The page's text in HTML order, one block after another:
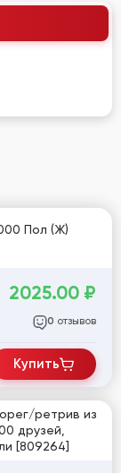
Пол (Ж)
2025.00 ₽
0 отзывов
Купить
ретрив из
друзей,
[809264]